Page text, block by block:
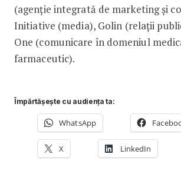
(agenție integrată de marketing și
Initiative (media), Golin (relații
One (comunicare în domeniul
farmaceutic).
Împărtășește cu audiența ta:
WhatsApp
X LinkedIn